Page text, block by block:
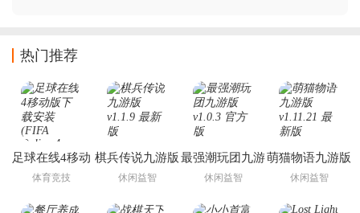
热门推荐
足球在线4移动
版下载安装
M)
体育竞技
棋兵传说九游版
休闲益智
最强潮玩团九游
版
休闲益智
萌猫物语九游版
休闲益智